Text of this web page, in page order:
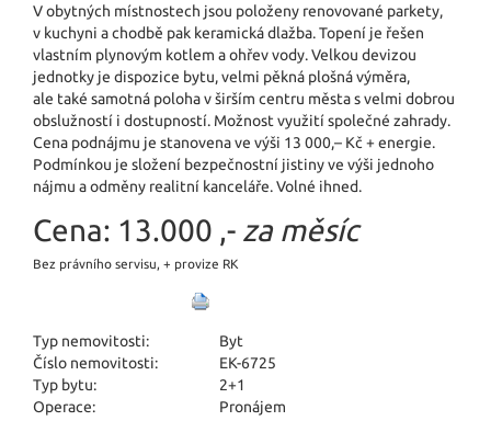
V obytných místnostech jsou položeny renovované parkety,
v kuchyni a chodbě pak keramická dlažba. Topení je řešen
vlastním plynovým kotlem a ohřev vody. Velkou devizou
jednotky je dispozice bytu, velmi pěkná plošná výměra,
ale také samotná poloha v širším centru města s velmi dobrou
obslužností i dostupností. Možnost využití společné zahrady.
Cena podnájmu je stanovena ve výši 13 000,– Kč + energie.
Podmínkou je složení bezpečnostní jistiny ve výši jednoho
nájmu a odměny realitní kanceláře. Volné ihned.
Cena: 13.000 ,- za měsíc
Bez právního servisu, + provize RK
Typ nemovitosti:
Byt
Číslo nemovitosti:
EK-6725
Typ bytu:
2+1
Operace:
Pronájem